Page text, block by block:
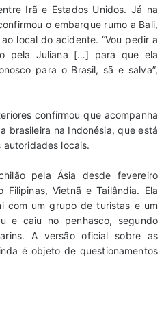
Irã e Estados Unidos. Já na
o embarque rumo a Bali,
local do acidente. “Vou pedir a
pela Juliana […] para que ela
para o Brasil, sã e salva”,
confirmou que acompanha
brasileira na Indonésia, que está
locais.
pela Ásia desde fevereiro
Vietnã e Tailândia. Ela
com um grupo de turistas e um
e caiu no penhasco, segundo
A versão oficial sobre as
é objeto de questionamentos